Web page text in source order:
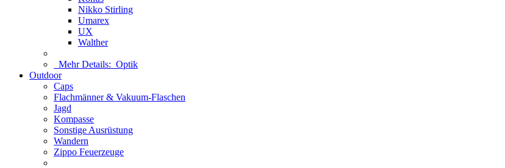
Nikko Stirling
Umarex
UX
Walther
Mehr Details: Optik
Outdoor
Caps
Flachmänner & Vakuum-Flaschen
Jagd
Kompasse
Sonstige Ausrüstung
Wandern
Zippo Feuerzeuge